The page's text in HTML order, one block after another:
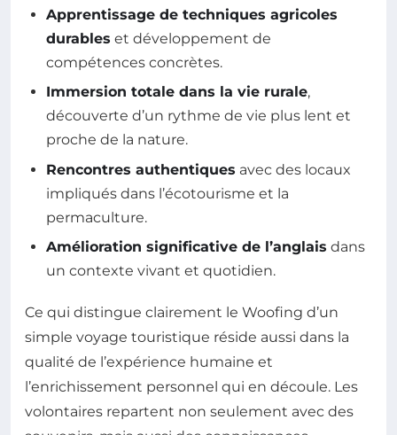
Apprentissage de techniques agricoles
durables et développement de
compétences concrètes.
Immersion totale dans la vie rurale,
découverte d’un rythme de vie plus lent et
proche de la nature.
Rencontres authentiques avec des locaux
impliqués dans l’écotourisme et la
permaculture.
Amélioration significative de l’anglais dans
un contexte vivant et quotidien.
Ce qui distingue clairement le Woofing d’un
simple voyage touristique réside aussi dans la
qualité de l’expérience humaine et
l’enrichissement personnel qui en découle. Les
volontaires repartent non seulement avec des